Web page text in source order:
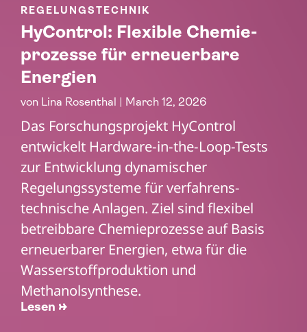
REGELUNGSTECHNIK
HyControl: Flexible Chemie­
prozesse für erneuerbare
Energien
von Lina Rosenthal March 12, 2026
Das Forschungsprojekt HyControl
entwickelt Hardware-in-the-Loop-Tests
zur Entwicklung dynamischer
Regelungssysteme für verfahrens­
technische Anlagen. Ziel sind flexibel
betreibbare Chemieprozesse auf Basis
erneuerbarer Energien, etwa für die
Wasserstoffproduktion und
Methanolsynthese.
Lesen →